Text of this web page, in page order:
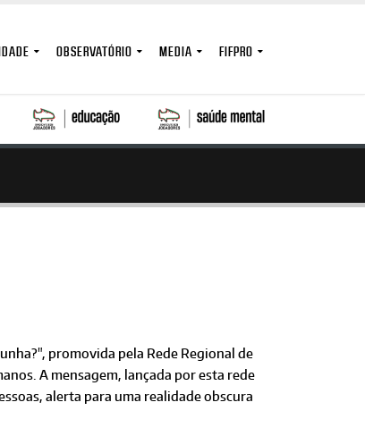
OBSERVATÓRIO MEDIA FIFPRO
promovida pela Rede Regional de
A mensagem, lançada por esta rede
alerta para uma realidade obscura